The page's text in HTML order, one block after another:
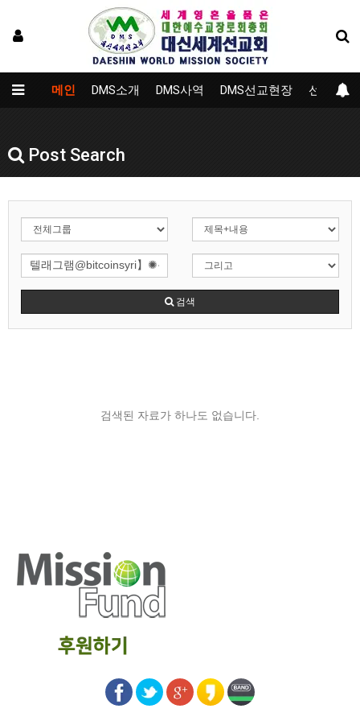
메인 DMS소개 DMS사역 DMS선교현장 선교대학
Post Search
검색
검색된 자료가 하나도 없습니다.